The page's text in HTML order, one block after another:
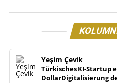
Yeşim Çevik
Türkisches KI-Startup
DollarDigitalisierung